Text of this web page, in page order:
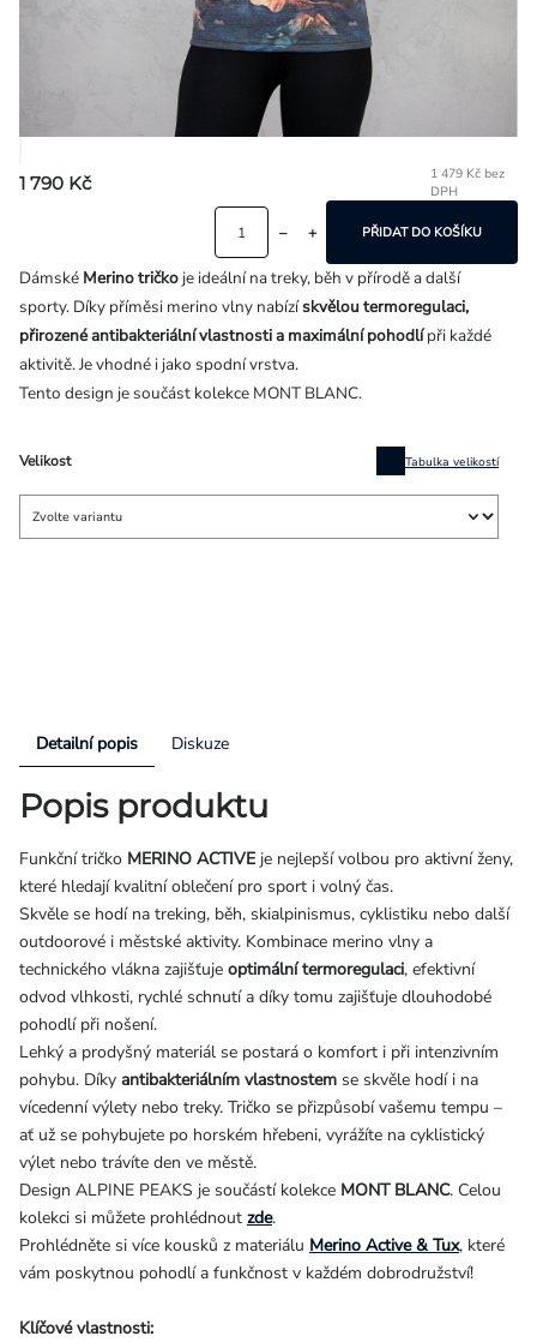
1 790 Kč
1 479 Kč bez
DPH
Velikost Tabulka velikostí
PŘIDAT DO KOŠÍKU
Dámské Merino tričko je ideální na treky, běh v přírodě a další
sporty. Díky příměsi merino vlny nabízískvělou termoregulaci,
přirozené antibakteriální vlastnosti a maximální pohodlípři každé
aktivitě. Je vhodné i jako spodní vrstva.
Tento design je součást kolekce MONT BLANC.
Detailní popis Diskuze
Popis produktu
Funkční tričko MERINO ACTIVE je nejlepší volbou pro aktivní ženy,
které hledají kvalitní oblečení pro sport i volný čas.
Skvěle se hodí na treking, běh, skialpinismus, cyklistiku nebo další
outdoorové i městské aktivity. Kombinace merino vlny a
technického vlákna zajišťuje optimální termoregulaci, efektivní
odvod vlhkosti, rychlé schnutí a díky tomu zajišťuje dlouhodobé
pohodlí při nošení.
Lehký a prodyšný materiál se postará o komfort i při intenzivním
pohybu. Díky antibakteriálním vlastnostem se skvěle hodí i na
vícedenní výlety nebo treky. Tričko se přizpůsobí vašemu tempu –
ať už se pohybujete po horském hřebeni, vyrážíte na cyklistický
výlet nebo trávíte den ve městě.
Design ALPINE PEAKS je součástí kolekce MONT BLANC. Celou
kolekci si můžete prohlédnout zde.
Prohlédněte si více kousků z materiálu Merino Active & Tux, které
vám poskytnou pohodlí a funkčnost v každém dobrodružství!
Klíčové vlastnosti: